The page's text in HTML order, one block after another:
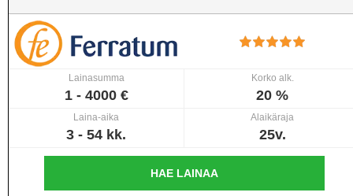
Lainasumma
1 - 4000 €
Korko alk.
20 %
Laina-aika
3 - 54 kk.
Alaikäraja
25v.
HAE LAINAA